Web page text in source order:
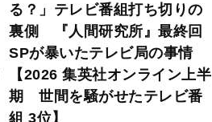
る？」テレビ番組打ち切りの
裏側 『人間研究所』最終回
SPが暴いたテレビ局の事情
【2026 集英社オンライン上半
期 世間を騒がせたテレビ番
組 3位】